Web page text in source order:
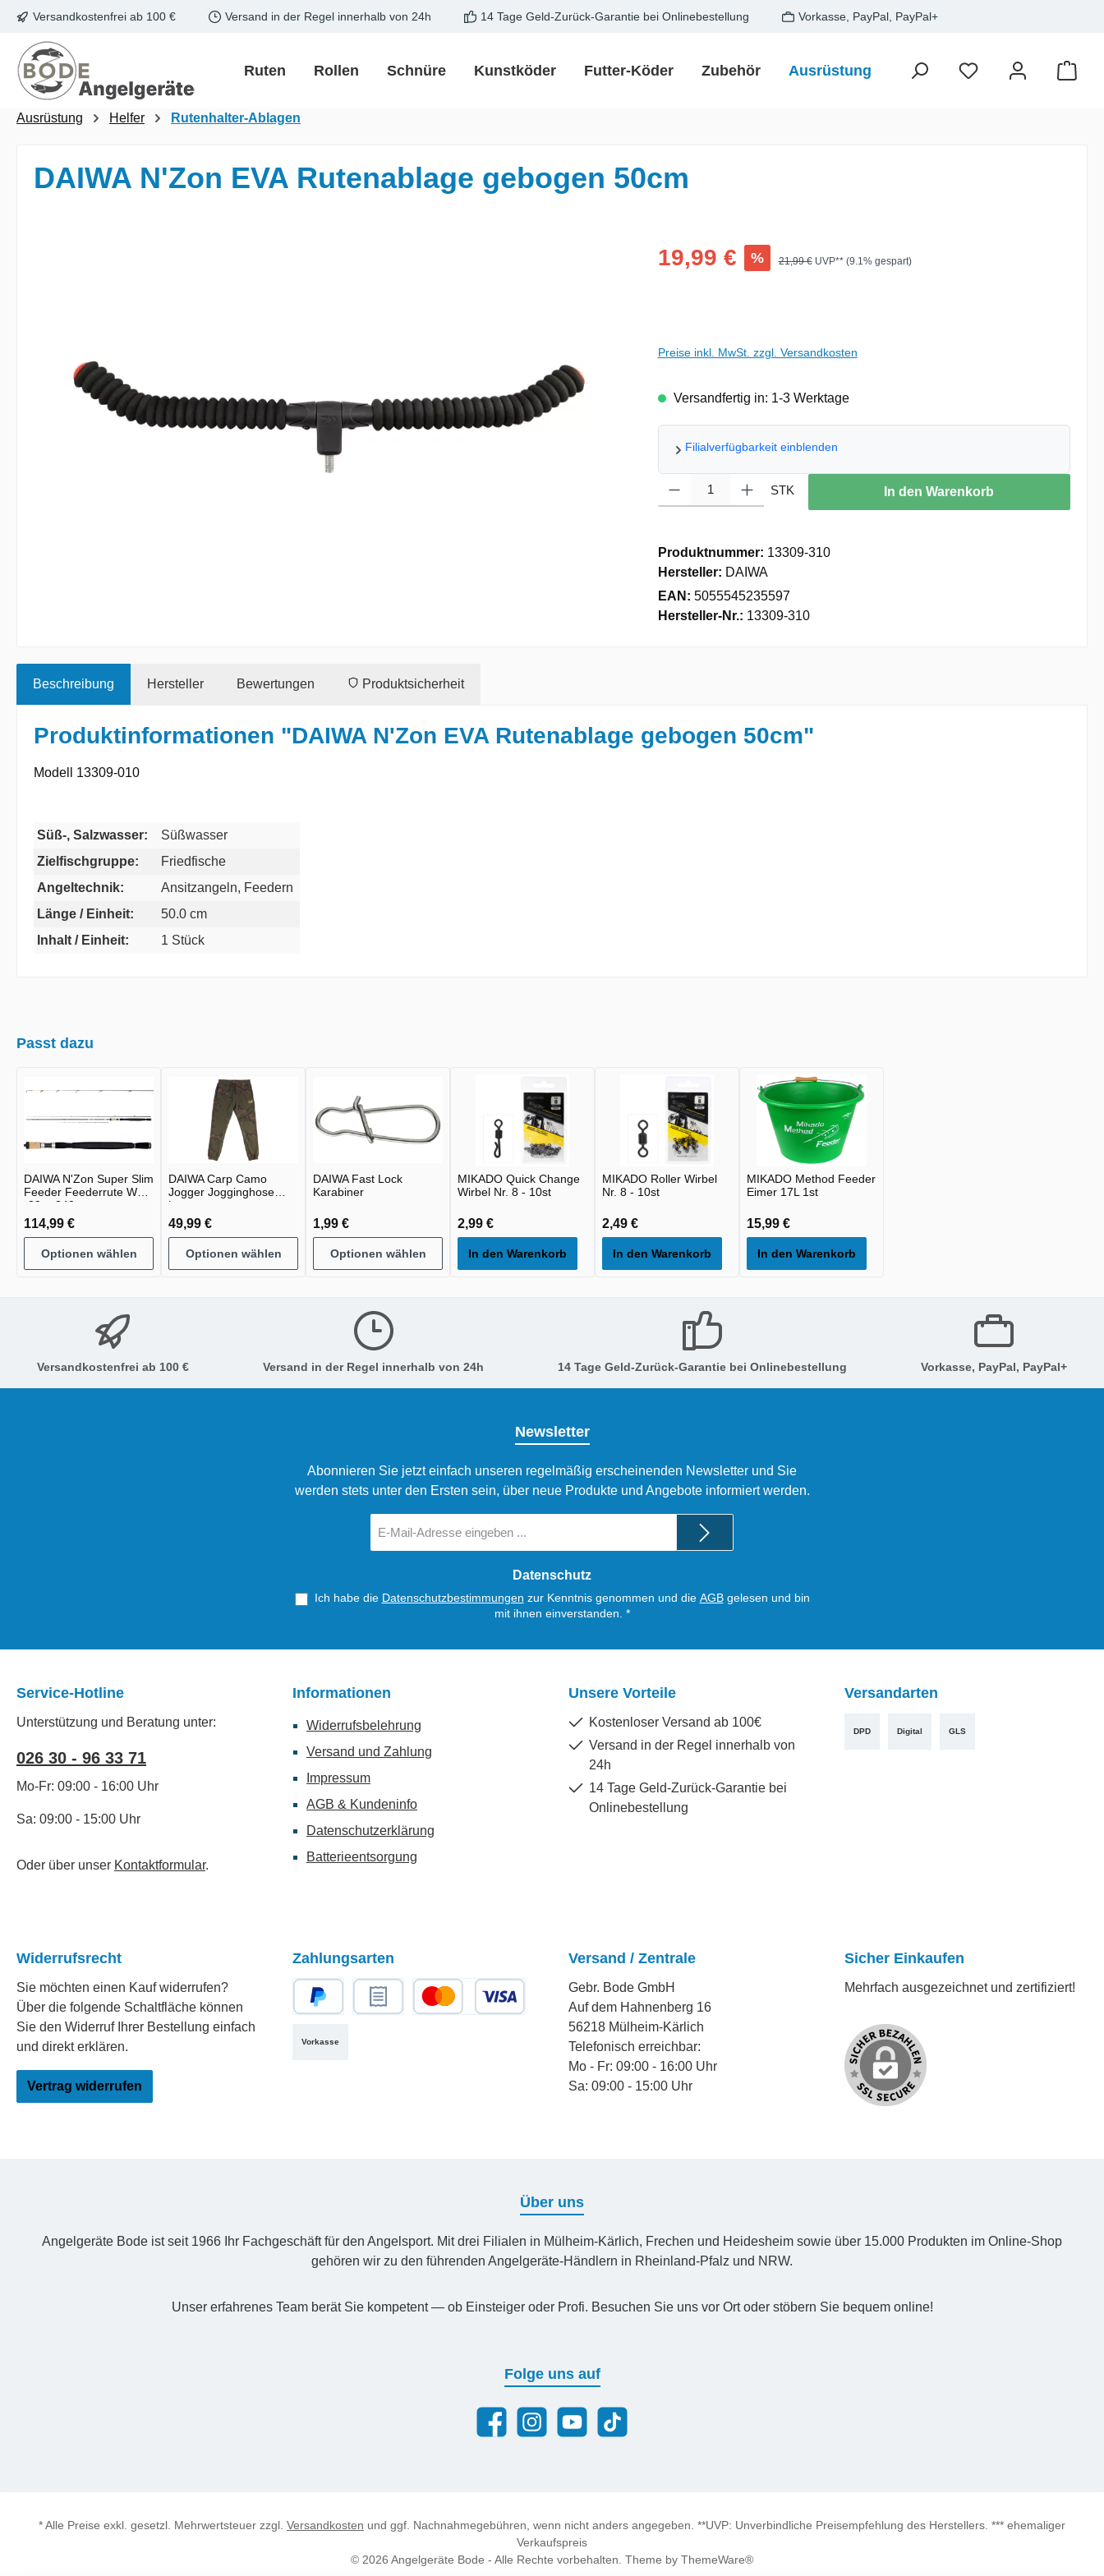
Hauptinhalt springen
Zur Suche springen
Zur Hauptnavigation springen
Versandkostenfrei ab 100 € Versand in der Regel innerhalb von 24h 14 Tage Geld-Zurück-Garantie bei Onlinebestellung Vorkasse, PayPal, PayPal+
Ruten Rollen Schnüre Kunstköder Futter-Köder Zubehör Ausrüstung Zielfisch SALE
Ausrüstung Helfer Rutenhalter-Ablagen
DAIWA N'Zon EVA Rutenablage gebogen 50cm
Verkaufspreis:
19,99 € % Regulärer Preis:
21,99 € UVP** (9.1% gespart)
Preise inkl. MwSt. zzgl. Versandkosten
Versandfertig in: 1-3 Werktage
Filialverfügbarkeit einblenden
Produkt Anzahl: Gib den gewünschten Wert ein oder benutze die Schaltflächen um
STK In den Warenkorb
Produktnummer: 13309-310
Hersteller: DAIWA
EAN: 5055545235597
Hersteller-Nr.: 13309-310
Beschreibung Hersteller Bewertungen Produktsicherheit
Produktinformationen "DAIWA N'Zon EVA Rutenablage gebogen 50cm"
Modell 13309-010
Süß-, Salzwasser:
Süßwasser
Zielfischgruppe:
Friedfische
Angeltechnik:
Ansitzangeln, Feedern
Länge / Einheit:
50.0 cm
Inhalt / Einheit:
1 Stück
Passt dazu
DAIWA N'Zon Super Slim
Feeder Feederrute WG
-30g -240g
114,99 €
Optionen wählen
DAIWA Carp Camo
Jogger Jogginghose
lang green camo
49,99 €
Optionen wählen
DAIWA Fast Lock
Karabiner
1,99 €
Optionen wählen
MIKADO Quick Change
Wirbel Nr. 8 - 10st
2,99 €
In den Warenkorb
MIKADO Roller Wirbel
Nr. 8 - 10st
2,49 €
In den Warenkorb
MIKADO Method Feeder
Eimer 17L 1st
15,99 €
In den Warenkorb
Versandkostenfrei ab 100 € Versand in der Regel innerhalb von 24h 14 Tage Geld-Zurück-Garantie bei Onlinebestellung Vorkasse, PayPal, PayPal+
Newsletter
Abonnieren Sie jetzt einfach unseren regelmäßig erscheinenden Newsletter und Sie
werden stets unter den Ersten sein, über neue Produkte und Angebote informiert werden.
Mail-
Datenschutz
Ich habe die Datenschutzbestimmungen zur Kenntnis genommen und die AGBgelesen und bin
mit ihnen einverstanden. *
Service-Hotline
Unterstützung und Beratung unter:
026 30 - 96 33 71
Mo-Fr: 09:00 - 16:00 Uhr
Sa: 09:00 - 15:00 Uhr
Oder über unser Kontaktformular.
Informationen
Widerrufsbelehrung
Versand und Zahlung
Impressum
AGB & Kundeninfo
Datenschutzerklärung
Batterieentsorgung
Unsere Vorteile
Kostenloser Versand ab 100€
Versand in der Regel innerhalb von
24h
14 Tage Geld-Zurück-Garantie bei
Onlinebestellung
Versandarten
DPD Digital GLS
Widerrufsrecht
Sie möchten einen Kauf widerrufen?
Über die folgende Schaltfläche können
Sie den Widerruf Ihrer Bestellung einfach
und direkt erklären.
Vertrag widerrufen
Zahlungsarten
Vorkasse
Versand / Zentrale
Gebr. Bode GmbH
Auf dem Hahnenberg 16
56218 Mülheim-Kärlich
Telefonisch erreichbar:
Mo - Fr: 09:00 - 16:00 Uhr
Sa: 09:00 - 15:00 Uhr
Sicher Einkaufen
Mehrfach ausgezeichnet und zertifiziert!
Über uns
Angelgeräte Bode ist seit 1966 Ihr Fachgeschäft für den Angelsport. Mit drei Filialen in Mülheim-Kärlich, Frechen und Heidesheim sowie über 15.000 Produkten im Online-Shop
gehören wir zu den führenden Angelgeräte-Händlern in Rheinland-Pfalz und NRW.
Unser erfahrenes Team berät Sie kompetent — ob Einsteiger oder Profi. Besuchen Sie uns vor Ort oder stöbern Sie bequem online!
Folge uns auf
FacebookInstagramYouTubeTikTok
* Alle Preise exkl. gesetzl. Mehrwertsteuer zzgl. Versandkosten und ggf. Nachnahmegebühren, wenn nicht anders angegeben. **UVP: Unverbindliche Preisempfehlung des Herstellers. *** ehemaliger
Verkaufspreis
© 2026 Angelgeräte Bode - Alle Rechte vorbehalten. Theme by ThemeWare®